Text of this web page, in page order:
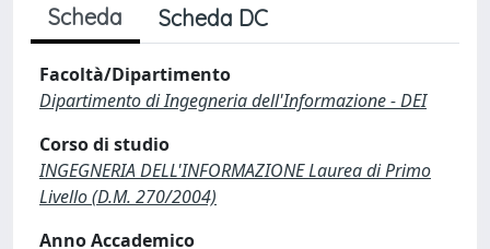
Scheda Scheda DC
Facoltà/Dipartimento
Dipartimento di Ingegneria dell'Informazione - DEI
Corso di studio
INGEGNERIA DELL'INFORMAZIONE Laurea di Primo
Livello (D.M. 270/2004)
Anno Accademico